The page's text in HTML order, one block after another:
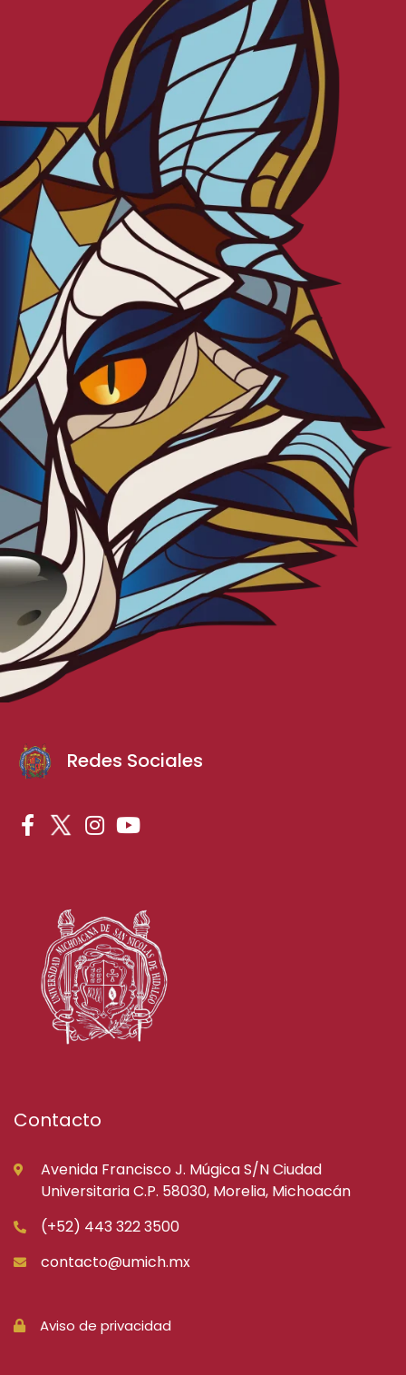
Redes Sociales
Contacto
Avenida Francisco J. Múgica S/N Ciudad
Universitaria C.P. 58030, Morelia, Michoacán
(+52) 443 322 3500
contacto@umich.mx
Aviso de privacidad